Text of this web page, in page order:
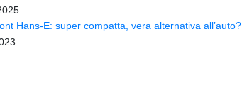
Hans-E: super compatta, vera alternativa all’auto?